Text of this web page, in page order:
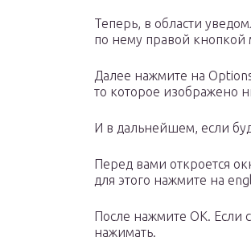
Теперь, в области
по нему правой
Далее нажмите на
то которое изображено
И в дальнейшем, если
Перед вами откроется
для этого нажмите на
После нажмите ОК. Если
нажимать.